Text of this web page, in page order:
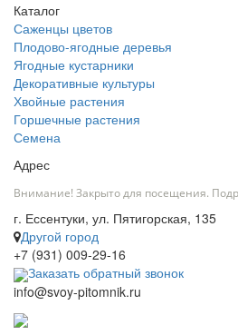
Каталог
Саженцы цветов
Плодово-ягодные деревья
Ягодные кустарники
Декоративные культуры
Хвойные растения
Горшечные растения
Семена
Адрес
Внимание! Закрыто для посещения.
г. Ессентуки, ул. Пятигорская, 135
Другой город
+7 (931) 009-29-16
Заказать обратный звонок
info@svoy-pitomnik.ru